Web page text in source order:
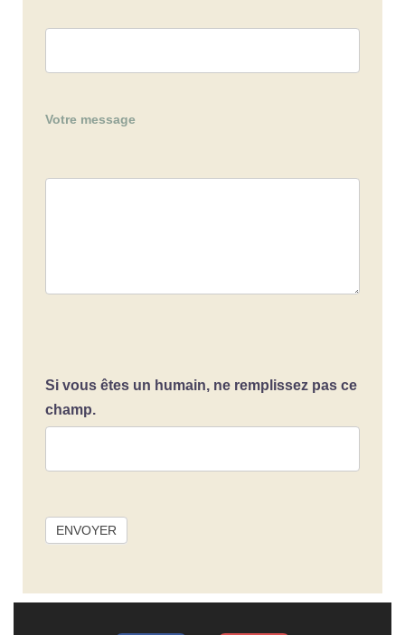
Votre message
Si vous êtes un humain, ne remplissez pas ce
champ.
ENVOYER